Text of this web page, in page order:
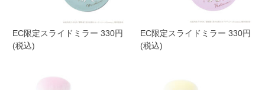
EC限定スライドミラー 330円
(税込)
EC限定スライドミラー 330円
(税込)